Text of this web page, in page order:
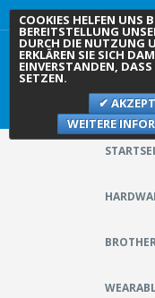
COOKIES HELFEN UNS
BEREITSTELLUNG
DURCH DIE NUTZUNG
ERKLÄREN SIE SICH
EINVERSTANDEN,
SETZEN.
WEITERE